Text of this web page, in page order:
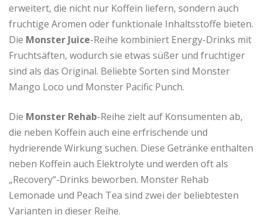
erweitert, die nicht nur Koffein liefern, sondern auch
fruchtige Aromen oder funktionale Inhaltsstoffe bieten.
Die Monster Juice-Reihe kombiniert Energy-Drinks mit
Fruchtsäften, wodurch sie etwas süßer und fruchtiger
sind als das Original. Beliebte Sorten sind Monster
Mango Loco und Monster Pacific Punch.
Die Monster Rehab-Reihe zielt auf Konsumenten ab,
die neben Koffein auch eine erfrischende und
hydrierende Wirkung suchen. Diese Getränke enthalten
neben Koffein auch Elektrolyte und werden oft als
„Recovery“-Drinks beworben. Monster Rehab
Lemonade und Peach Tea sind zwei der beliebtesten
Varianten in dieser Reihe.